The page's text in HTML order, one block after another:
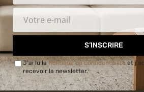
S’INSCRIRE
J'ai lu laPolitique de confidentialitéet
recevoir la newsletter.